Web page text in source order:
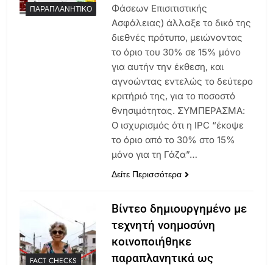
ΠΑΡΑΠΛΑΝΗΤΙΚΌ
Φάσεων Επισιτιστικής
Ασφάλειας) άλλαξε το δικό της
διεθνές πρότυπο, μειώνοντας
το όριο του 30% σε 15% μόνο
για αυτήν την έκθεση, και
αγνοώντας εντελώς το δεύτερο
κριτήριό της, για το ποσοστό
θνησιμότητας. ΣΥΜΠΕΡΑΣΜΑ:
Ο ισχυρισμός ότι η IPC “έκοψε
το όριο από το 30% στο 15%
μόνο για τη Γάζα”…
Δείτε Περισσότερα
FACT CHECKS
Βίντεο δημιουργημένο με
τεχνητή νοημοσύνη
κοινοποιήθηκε
παραπλανητικά ως